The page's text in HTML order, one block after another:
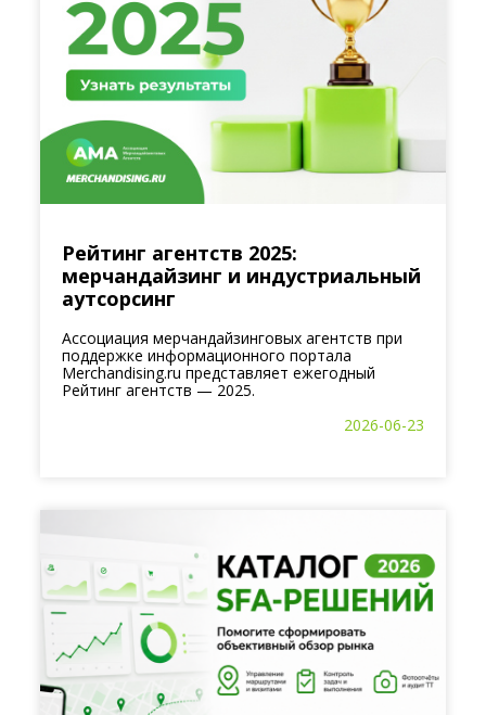
Рейтинг агентств 2025:
мерчандайзинг и индустриальный
аутсорсинг
Ассоциация мерчандайзинговых агентств при
поддержке информационного портала
Merchandising.ru представляет ежегодный
Рейтинг агентств — 2025.
2026-06-23